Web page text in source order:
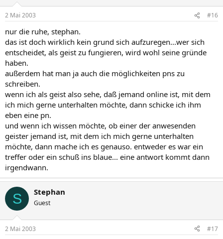
2 Mai 2003 #16
nur die ruhe, stephan.
das ist doch wirklich kein grund sich aufzuregen...wer sich
entscheidet, als geist zu fungieren, wird wohl seine gründe
haben.
außerdem hat man ja auch die möglichkeiten pns zu
schreiben.
wenn ich als geist also sehe, daß jemand online ist, mit dem
ich mich gerne unterhalten möchte, dann schicke ich ihm
eben eine pn.
und wenn ich wissen möchte, ob einer der anwesenden
geister jemand ist, mit dem ich mich gerne unterhalten
möchte, dann mache ich es genauso. entweder es war ein
treffer oder ein schuß ins blaue... eine antwort kommt dann
irgendwann.
S Stephan
Guest
2 Mai 2003 #17